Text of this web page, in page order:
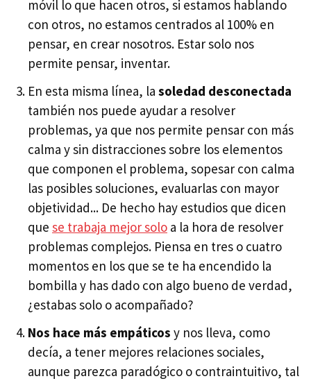
móvil lo que hacen otros, si estamos hablando
con otros, no estamos centrados al 100% en
pensar, en crear nosotros. Estar solo nos
permite pensar, inventar.
En esta misma línea, la soledad desconectada
también nos puede ayudar a resolver
problemas, ya que nos permite pensar con más
calma y sin distracciones sobre los elementos
que componen el problema, sopesar con calma
las posibles soluciones, evaluarlas con mayor
objetividad... De hecho hay estudios que dicen
que se trabaja mejor solo a la hora de resolver
problemas complejos. Piensa en tres o cuatro
momentos en los que se te ha encendido la
bombilla y has dado con algo bueno de verdad,
¿estabas solo o acompañado?
Nos hace más empáticos y nos lleva, como
decía, a tener mejores relaciones sociales,
aunque parezca paradógico o contraintuitivo, tal